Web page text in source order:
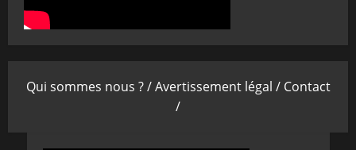
Qui sommes nous ? /Avertissement légal / Contact
/